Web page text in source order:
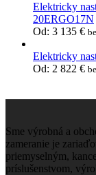
Elektricky
20ERGO17N
Od: 3 135 €
Elektricky
Od: 2 822 €
Sme výrobná a
zameranie je
priemyselným,
príslušenstvom,